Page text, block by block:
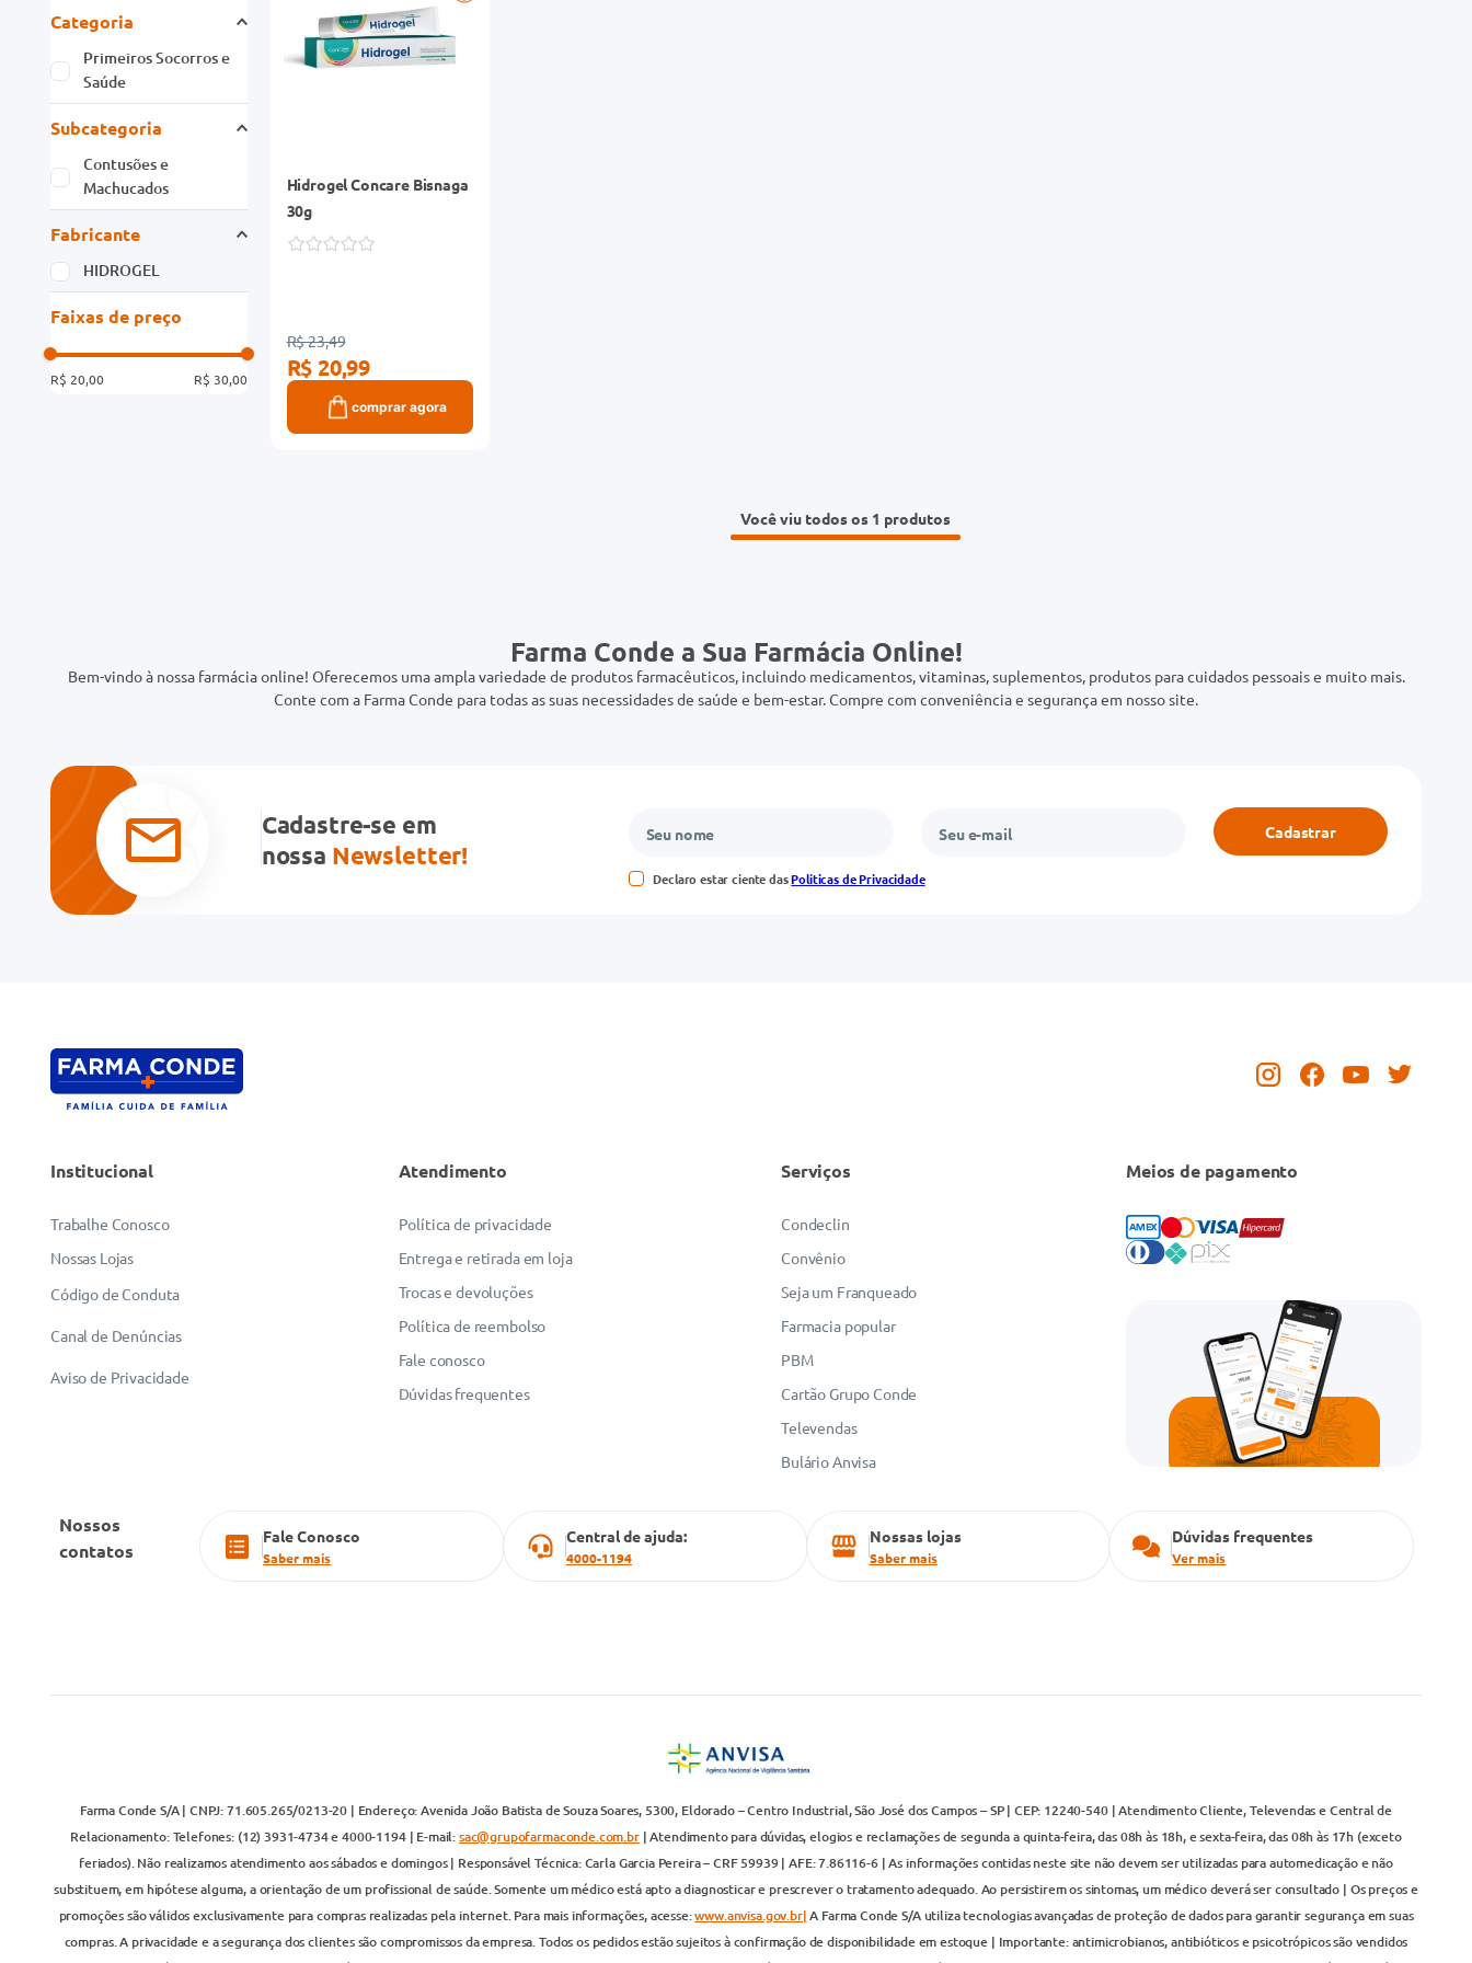
Categoria
Primeiros Socorros e
Saúde
Subcategoria
Contusões e
Machucados
Fabricante
HIDROGEL
Faixas de preço
R$ 20,00 R$ 30,00
Hidrogel Concare Bisnaga
30g
R$ 23,49
R$ 20,99
comprar agora
Você viu todos os 1
Farma Conde a Sua Farmácia Online!
Bem-vindo à nossa farmácia online! Oferecemos uma ampla variedade de produtos farmacêuticos, incluindo medicamentos, vitaminas, suplementos, produtos para cuidados pessoais e muito mais.
Conte com a Farma Conde para todas as suas necessidades de saúde e bem-estar. Compre com conveniência e segurança em nosso site.
Cadastre-se em
nossa Newsletter!
Declaro estar ciente dasPolíticas de Privacidade
Cadastrar
Institucional
Trabalhe Conosco
Nossas Lojas
Código de Conduta
Canal de Denúncias
Aviso de Privacidade
Atendimento
Política de privacidade
Entrega e retirada em loja
Trocas e devoluções
Política de reembolso
Fale conosco
Dúvidas frequentes
Serviços
Condeclin
Convênio
Seja um Franqueado
Farmacia popular
PBM
Cartão Grupo Conde
Televendas
Bulário Anvisa
Meios de pagamento
Nossos
contatos
Fale Conosco
Saber mais
Central de ajuda:
4000-1194
Nossas lojas
Saber mais
Dúvidas frequentes
Ver mais
Farma Conde S/A | CNPJ: 71.605.265/0213-20 | Endereço: Avenida João Batista de Souza Soares, 5300, Eldorado – Centro Industrial, São José dos Campos – SP | CEP: 12240-540 | Atendimento Cliente, Televendas e Central de
Relacionamento: Telefones: (12) 3931-4734 e 4000-1194 | E-mail:sac@grupofarmaconde.com.br| Atendimento para dúvidas, elogios e reclamações de segunda a quinta-feira, das 08h às 18h, e sexta-feira, das 08h às 17h (exceto
feriados). Não realizamos atendimento aos sábados e domingos | Responsável Técnica: Carla Garcia Pereira – CRF 59939 | AFE: 7.86116-6 | As informações contidas neste site não devem ser utilizadas para automedicação e não
substituem, em hipótese alguma, a orientação de um profissional de saúde. Somente um médico está apto a diagnosticar e prescrever o tratamento adequado. Ao persistirem os sintomas, um médico deverá ser consultado | Os preços e
promoções são válidos exclusivamente para compras realizadas pela internet. Para mais informações, acesse:www.anvisa.gov.br|A Farma Conde S/A utiliza tecnologias avançadas de proteção de dados para garantir segurança em suas
compras. A privacidade e a segurança dos clientes são compromissos da empresa. Todos os pedidos estão sujeitos à confirmação de disponibilidade em estoque | Importante: antimicrobianos, antibióticos e psicotrópicos são vendidos